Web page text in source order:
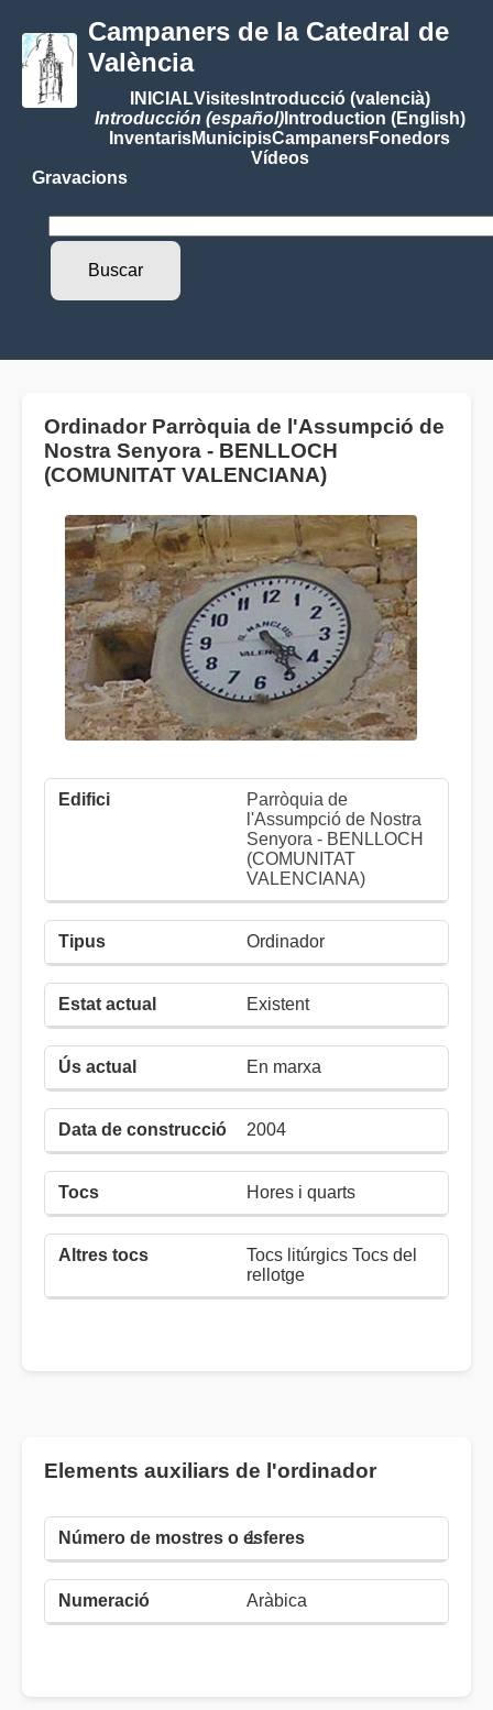
Campaners de la Catedral de
València
INICIALVisitesIntroducció (valencià)
Introducción (español)Introduction (English)
InventarisMunicipisCampanersFonedors
Vídeos
Gravacions
Ordinador Parròquia de l'Assumpció de
Nostra Senyora - BENLLOCH
(COMUNITAT VALENCIANA)
Parròquia de
l'Assumpció de Nostra
Senyora - BENLLOCH
(COMUNITAT
VALENCIANA)
Ordinador
Existent
En marxa
2004
Hores i quarts
Tocs litúrgics Tocs del
rellotge
Elements auxiliars de l'ordinador
1
Aràbica